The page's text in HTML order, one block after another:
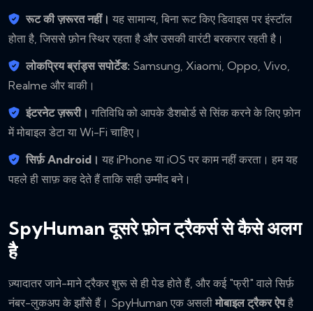
रूट की ज़रूरत नहीं। यह सामान्य, बिना रूट किए डिवाइस पर इंस्टॉल
होता है, जिससे फ़ोन स्थिर रहता है और उसकी वारंटी बरकरार रहती है।
लोकप्रिय ब्रांड्स सपोर्टेड: Samsung, Xiaomi, Oppo, Vivo,
Realme और बाकी।
इंटरनेट ज़रूरी। गतिविधि को आपके डैशबोर्ड से सिंक करने के लिए फ़ोन
में मोबाइल डेटा या Wi-Fi चाहिए।
सिर्फ़ Android। यह iPhone या iOS पर काम नहीं करता। हम यह
पहले ही साफ़ कह देते हैं ताकि सही उम्मीद बने।
SpyHuman दूसरे फ़ोन ट्रैकर्स से कैसे अलग
है
ज़्यादातर जाने-माने ट्रैकर शुरू से ही पेड होते हैं, और कई "फ्री" वाले सिर्फ़
नंबर-लुकअप के झाँसे हैं। SpyHuman एक असलीमोबाइल ट्रैकर ऐपहै